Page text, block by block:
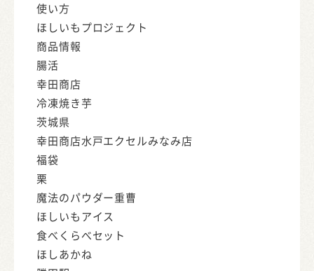
使い方
ほしいもプロジェクト
商品情報
腸活
幸田商店
冷凍焼き芋
茨城県
幸田商店水戸エクセルみなみ店
福袋
栗
魔法のパウダー重曹
ほしいもアイス
食べくらべセット
ほしあかね